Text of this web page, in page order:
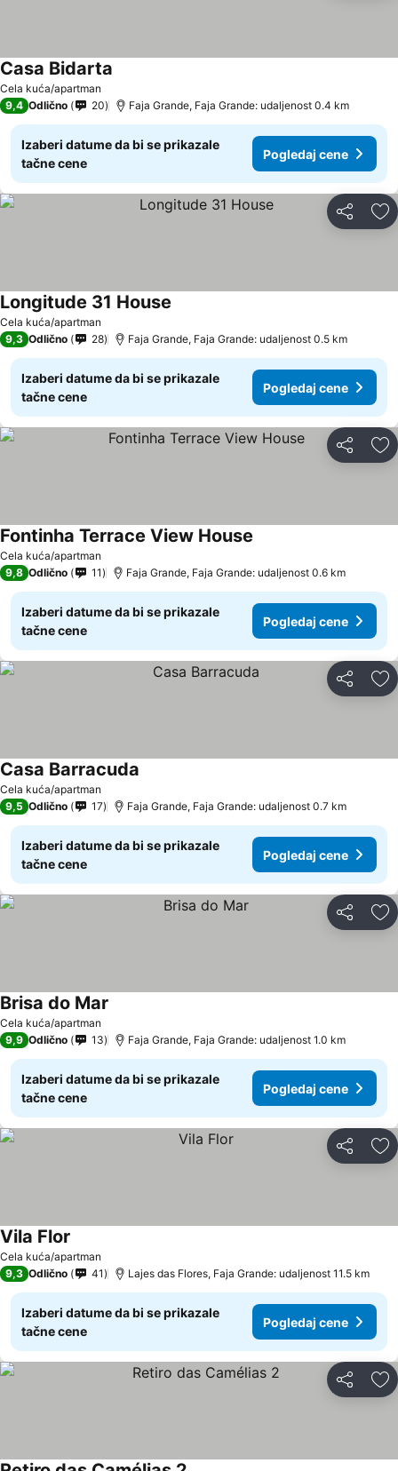
Cela kuća/apartman
Casa Bidarta
9,4 Odlično 20 Faja Grande, Faja Grande: udaljenost 0.4 km
Izaberi datume da bi se prikazale
tačne cene
Pogledaj cene
Deli
Cela kuća/apartman
Longitude 31 House
9,3 Odlično 28 Faja Grande, Faja Grande: udaljenost 0.5 km
Izaberi datume da bi se prikazale
tačne cene
Pogledaj cene
Deli
Cela kuća/apartman
Fontinha Terrace View House
9,8 Odlično 11 Faja Grande, Faja Grande: udaljenost 0.6 km
Izaberi datume da bi se prikazale
tačne cene
Pogledaj cene
Deli
Cela kuća/apartman
Casa Barracuda
9,5 Odlično 17 Faja Grande, Faja Grande: udaljenost 0.7 km
Izaberi datume da bi se prikazale
tačne cene
Pogledaj cene
Deli
Cela kuća/apartman
Brisa do Mar
9,9 Odlično 13 Faja Grande, Faja Grande: udaljenost 1.0 km
Izaberi datume da bi se prikazale
tačne cene
Pogledaj cene
Deli
Cela kuća/apartman
Vila Flor
9,3 Odlično 41 Lajes das Flores, Faja Grande: udaljenost 11.5 km
Izaberi datume da bi se prikazale
tačne cene
Pogledaj cene
Deli